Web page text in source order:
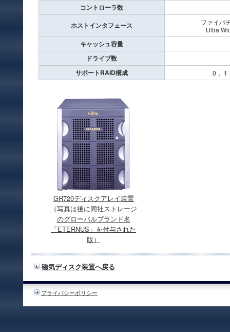
コントローラ数
ホストインタフェース
ファイバ
Ultra
キャッシュ容量
ドライブ数
サポートRAID構成
0， 1
GR720ディスクアレイ装置
（写真は後に同社ストレージ
のグローバルブランド名
「ETERNUS」を付与された
版）
磁気ディスク装置へ戻る
プライバシーポリシー